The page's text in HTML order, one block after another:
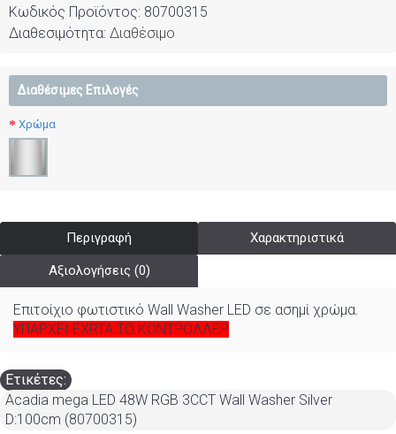
Κωδικός Προϊόντος: 80700315
Διαθεσιμότητα: Διαθέσιμο
Διαθέσιμες Επιλογές
Χρώμα
Περιγραφή Χαρακτηριστικά
Αξιολογήσεις (0)
Επιτοίχιο φωτιστικό Wall Washer LED σε ασημί χρώμα.
ΥΠΑΡΧΕΙ EXRTA ΤΟ ΚΟΝΤΡΟΛΛΕΡ
Ετικέτες:
Acadia mega LED 48W RGB 3CCT Wall Washer Silver
D:100cm (80700315)